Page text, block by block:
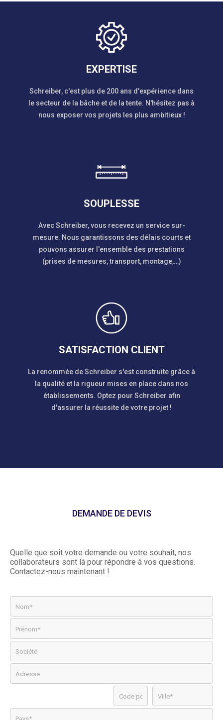
EXPERTISE
Schreiber, c'est plus de 200 ans d'expérience dans
le secteur de la bâche et de la tente. N'hésitez pas à
nous exposer vos projets les plus ambitieux !
SOUPLESSE
Avec Schreiber, vous recevez un service sur-
mesure. Nous garantissons des délais courts et
pouvons assurer l'ensemble des prestations
(prises de mesures, transport, montage,…)
SATISFACTION CLIENT
La renommée de Schreiber s'est construite grâce à
la qualité et la rigueur mises en place dans nos
établissements. Optez pour Schreiber afin
d'assurer la réussite de votre projet !
DEMANDE DE DEVIS
Quelle que soit votre demande ou votre souhait, nos
collaborateurs sont là pour répondre à vos questions.
Contactez-nous maintenant !